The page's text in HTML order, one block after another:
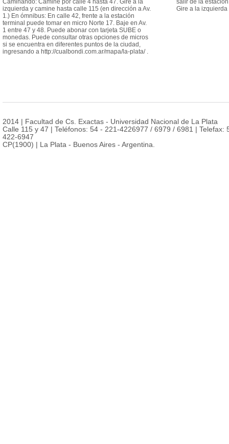
izquierda y camine hasta calle 115 (en dirección a Av.
1.) En ómnibus: En calle 42, frente a la estación
terminal puede tomar en micro Norte 17. Baje en Av.
1 entre 47 y 48. Puede abonar con tarjeta SUBE o
monedas. Puede consultar otras opciones de micros
si se encuentra en diferentes puntos de la ciudad,
ingresando a http://cualbondi.com.ar/mapa/la-plata/ .
Gire a la
2014 | Facultad de Cs. Exactas - Universidad Nacional de La Plata
Calle 115 y 47 | Teléfonos: 54 - 221-4226977 / 6979 / 6981 | Telefax:
422-6947
CP(1900) | La Plata - Buenos Aires - Argentina.